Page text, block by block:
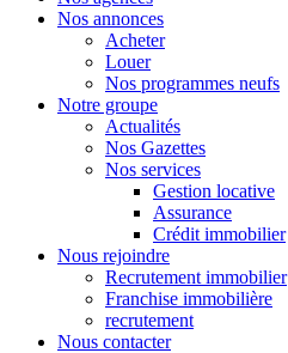
Nos annonces
Acheter
Louer
Nos programmes neufs
Notre groupe
Actualités
Nos Gazettes
Nos services
Gestion locative
Assurance
Crédit immobilier
Nous rejoindre
Recrutement immobilier
Franchise immobilière
recrutement
Nous contacter